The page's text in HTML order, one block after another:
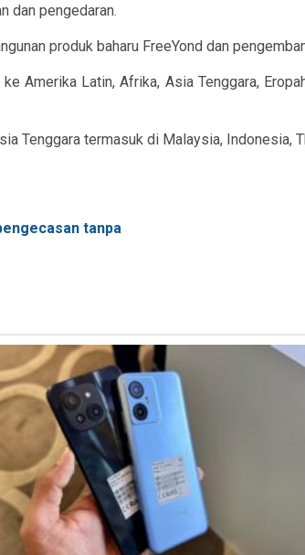
dan pengedaran.
produk baharu FreeYond dan
Amerika Latin, Afrika, Asia Tenggara,
Tenggara termasuk di Malaysia, Indonesia,
tanpa